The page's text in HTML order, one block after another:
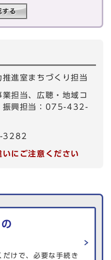
進室まちづくり担当
担当、広聴・地域コ
振興担当：075-432-
3282
にご注意ください
けで、必要な手続き